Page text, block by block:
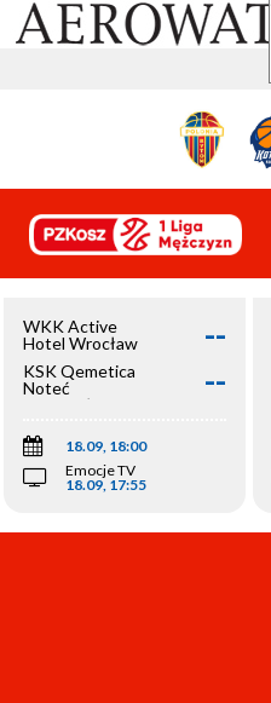
WKK Active
Hotel Wrocław
--
KSK Qemetica
Noteć
Inowrocław
--
18.09, 18:00
Emocje TV
18.09, 17:55